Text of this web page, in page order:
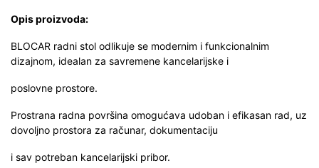
Opis proizvoda:
BLOCAR radni stol odlikuje se modernim i funkcionalnim
dizajnom, idealan za savremene kancelarijske i
poslovne prostore.
Prostrana radna površina omogućava udoban i efikasan rad, uz
dovoljno prostora za računar, dokumentaciju
i sav potreban kancelarijski pribor.